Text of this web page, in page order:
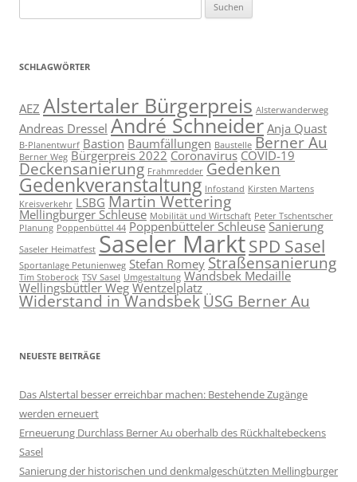
nach:
SCHLAGWÖRTER
AEZ Alstertaler Bürgerpreis Alsterwanderweg
Andreas Dressel André SchneiderAnja Quast
B-Planentwurf Bastion Baumfällungen Baustelle Berner Au
Berner Weg Bürgerpreis 2022CoronavirusCOVID-19
Deckensanierung Frahmredder Gedenken
Gedenkveranstaltung Infostand Kirsten Martens
Kreisverkehr LSBG Martin Wettering
Mellingburger Schleuse Mobilität und Wirtschaft Peter Tschentscher
Planung Poppenbüttel 44 Poppenbütteler SchleuseSanierung
Saseler Heimatfest Saseler MarktSPD Sasel
Sportanlage Petunienweg Stefan Romey Straßensanierung
Tim Stoberock TSV Sasel Umgestaltung Wandsbek Medaille
Wellingsbüttler WegWentzelplatz
Widerstand in Wandsbek ÜSG Berner Au
NEUESTE BEITRÄGE
Das Alstertal besser erreichbar machen: Bestehende Zugänge
werden erneuert
Erneuerung Durchlass Berner Au oberhalb des Rückhalte­beckens
Sasel
Sanierung der historischen und denkmalgeschützten Mellingburger